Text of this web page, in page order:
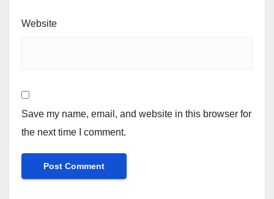
Website
Save my name, email, and website in this browser for
the next time I comment.